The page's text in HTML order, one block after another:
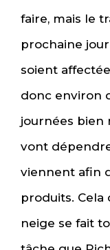
faire, mais le
prochaine
soient
donc environ
journées bien
vont
viennent afin
produits. Cela
neige se fait